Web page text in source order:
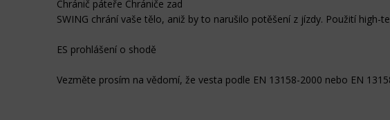
Chránič páteře Chrániče zad
SWING chrání vaše tělo, aniž by to narušilo potěšení z jízdy. Použití
ES prohlášení o shodě
Vezměte prosím na vědomí, že vesta podle EN 13158-2000 nebo EN